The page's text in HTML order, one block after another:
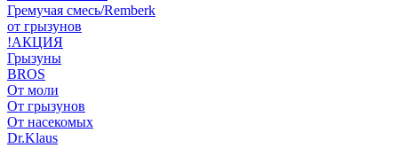
Гремучая смесь/Remberk
от грызунов
!АКЦИЯ
Грызуны
BROS
От моли
От грызунов
От насекомых
Dr.Klaus